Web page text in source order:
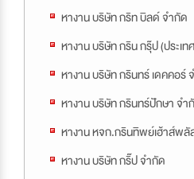
หางาน บริษัท กริท บิลด์ จำกัด
หางาน บริษัท กริน กรุ๊ป (ประเท
หางาน บริษัท กรินทร์ เดคคอร์
หางาน บริษัท กรินทร์ปักษา จำ
หางาน หจก.กรินทิพย์เฮ้าส์พลั
หางาน บริษัท กริ๊ป จำกัด